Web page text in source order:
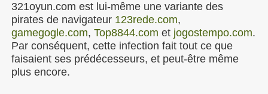
321oyun.com est lui-même une variante des
pirates de navigateur 123rede.com,
gamegogle.com, Top8844.com et jogostempo.com.
Par conséquent, cette infection fait tout ce que
faisaient ses prédécesseurs, et peut-être même
plus encore.